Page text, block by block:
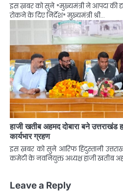
इस ख़बर को सुने *मुख्यमंत्री ने आपदा की
रोकने के दिए निर्देश* मुख्यमंत्री श्री…
हाजी खतीब अहमद दोबारा बने
कार्यभार ग्रहण
इस ख़बर को सुने आरिफ हिंदुस्तानी
कमेटी के नवनियुक्त अध्यक्ष हाजी खतीब
Leave a Reply